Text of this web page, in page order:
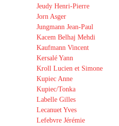
Jeudy Henri-Pierre
Jorn Asger
Jungmann Jean-Paul
Kacem Belhaj Mehdi
Kaufmann Vincent
Kersalé Yann
Kroll Lucien et Simone
Kupiec Anne
Kupiec/Tonka
Labelle Gilles
Lecanuet Yves
Lefebvre Jérémie